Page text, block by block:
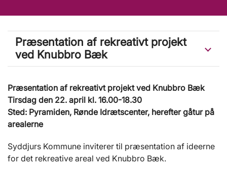
Præsentation af rekreativt projekt
ved Knubbro Bæk
Præsentation af rekreativt projekt ved Knubbro Bæk
Tirsdag den 22. april kl. 16.00-18.30
Sted: Pyramiden, Rønde Idrætscenter, herefter gåtur på
arealerne
Syddjurs Kommune inviterer til præsentation af ideerne
for det rekreative areal ved Knubbro Bæk.